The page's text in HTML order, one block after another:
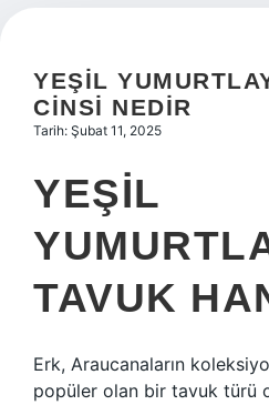
Hakkımızda
YEŞIL
CINSI NEDIR
Tarih: Şubat 11, 2025
YEŞIL
TAVUK
Erk, Araucanaların
popüler olan bir tavuk türü